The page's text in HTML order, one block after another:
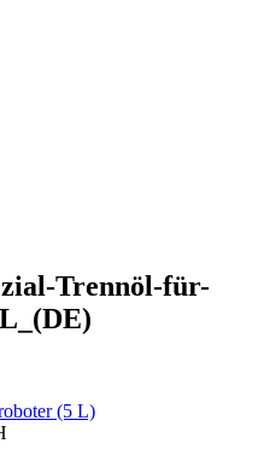
Trennöl-für-
(5 L)